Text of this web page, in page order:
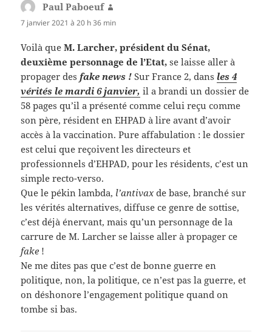
Paul Paboeuf
7 janvier 2021 à 20 h 36 min
Voilà queM. Larcher, président du Sénat,
deuxième personnage de l’Etat, se laisse aller à
propager desfake news ! Sur France 2, dansles 4
vérités le mardi 6 janvier, il a brandi un dossier de
58 pages qu’il a présenté comme celui reçu comme
son père, résident en EHPAD à lire avant d’avoir
accès à la vaccination. Pure affabulation : le dossier
est celui que reçoivent les directeurs et
professionnels d’EHPAD, pour les résidents, c’est un
simple recto-verso.
Que le pékin lambda, l’antivaxde base, branché sur
les vérités alternatives, diffuse ce genre de sottise,
c’est déjà énervant, mais qu’un personnage de la
carrure de M. Larcher se laisse aller à propager ce
fake !
Ne me dites pas que c’est de bonne guerre en
politique, non, la politique, ce n’est pas la guerre, et
on déshonore l’engagement politique quand on
tombe si bas.